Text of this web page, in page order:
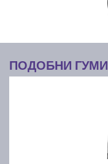
ПОДОБНИ ГУМИ